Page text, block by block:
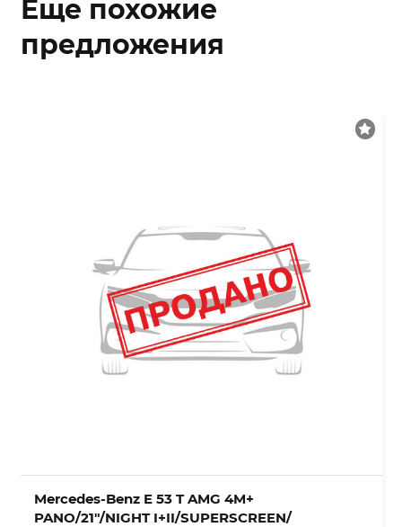
Еще похожие
предложения
Mercedes-Benz E 53 T AMG 4M+
PANO/21″/NIGHT I+II/SUPERSCREEN/